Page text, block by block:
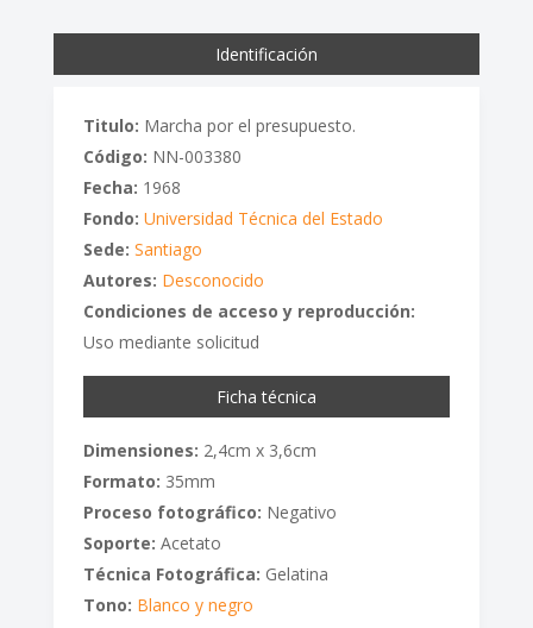
Identificación
Titulo: Marcha por el presupuesto.
Código: NN-003380
Fecha: 1968
Fondo: Universidad Técnica del Estado
Sede: Santiago
Autores: Desconocido
Condiciones de acceso y reproducción:
Uso mediante solicitud
Ficha técnica
Dimensiones: 2,4cm x 3,6cm
Formato: 35mm
Proceso fotográfico: Negativo
Soporte: Acetato
Técnica Fotográfica: Gelatina
Tono: Blanco y negro